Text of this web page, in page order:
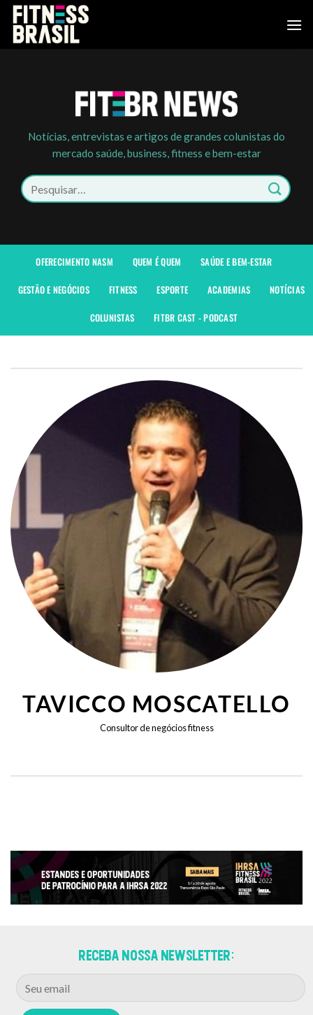
Skip
content
Notícias, entrevistas e artigos de grandes colunistas do
mercado saúde, business, fitness e bem-estar
Pesquisar
por:
OFERECIMENTO NASM QUEM É QUEM SAÚDE E BEM-ESTAR
GESTÃO E NEGÓCIOS FITNESS ESPORTE ACADEMIAS NOTÍCIAS
COLUNISTAS FITBR CAST - PODCAST
TAVICCO MOSCATELLO
Consultor de negócios fitness
Receba nossa newsletter: